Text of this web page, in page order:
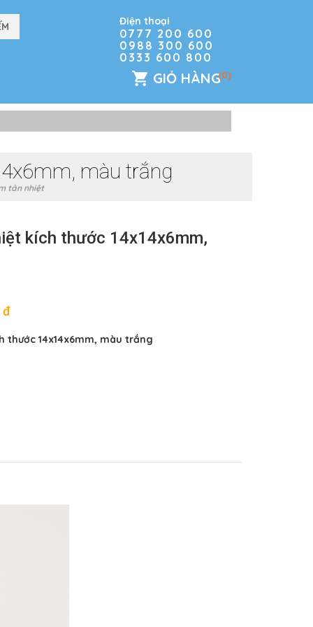
Điện thoại
0777 200 600
0988 300 600
0333 600 800
GIỎ HÀNG(0)
màu trắng
tản nhiệt
kích thước 14x14x6mm,
đ
thước 14x14x6mm, màu trắng